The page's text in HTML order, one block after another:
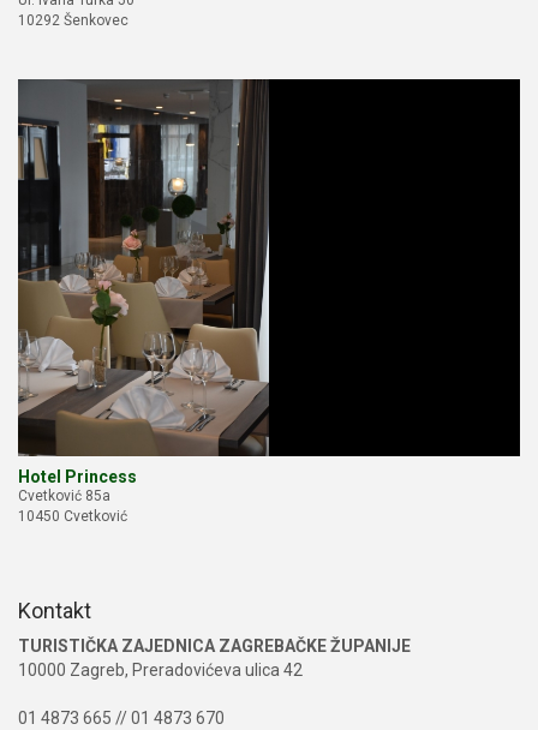
10292 Šenkovec
Hotel Princess
Cvetković 85a
10450 Cvetković
Kontakt
TURISTIČKA ZAJEDNICA ZAGREBAČKE ŽUPANIJE
10000 Zagreb, Preradovićeva ulica 42
01 4873 665 // 01 4873 670